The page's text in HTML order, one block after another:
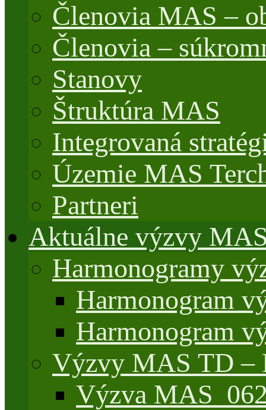
Členovia MAS –
Členovia –
Stanovy
Štruktúra MAS
Integrovaná
Územie MAS
Partneri
Aktuálne výzvy
Harmonogramy
Harmonogram
Harmonogram
Výzvy MAS TD –
Výzva